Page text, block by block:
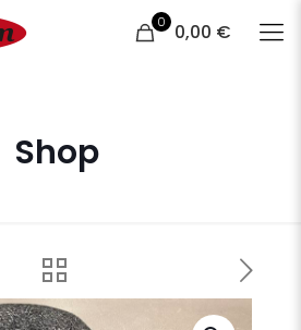
0 0,00 €
Shop